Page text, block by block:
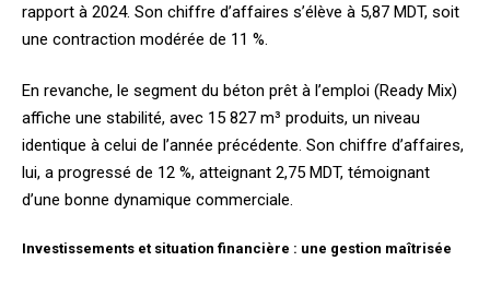
rapport à 2024. Son chiffre d’affaires s’élève à 5,87 MDT, soit
une contraction modérée de 11 %.
En revanche, le segment du béton prêt à l’emploi (Ready Mix)
affiche une stabilité, avec 15 827 m³ produits, un niveau
identique à celui de l’année précédente. Son chiffre d’affaires,
lui, a progressé de 12 %, atteignant 2,75 MDT, témoignant
d’une bonne dynamique commerciale.
Investissements et situation financière : une gestion maîtrisée